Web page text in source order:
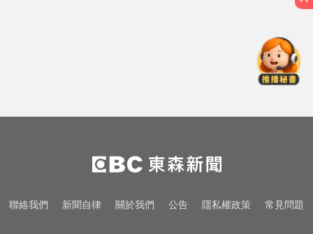
率曝 一縣市達59％
愛玩車／北極星新車 275匹馬力媲
美性能房車
白海豚颱風移動變慢！專家：影響
聯絡我們 新聞自律 關於我們 公告 隱私權政策 常見問題